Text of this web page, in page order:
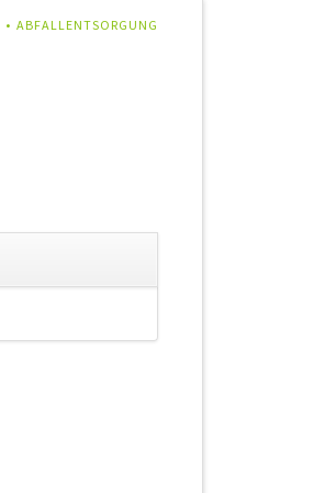
ABFALLENTSORGUNG